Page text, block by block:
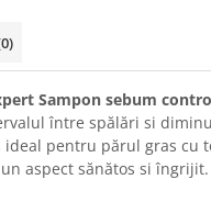
Sampon sebum
între spălări si
pentru părul gras cu
aspect sănătos si îngrijit.